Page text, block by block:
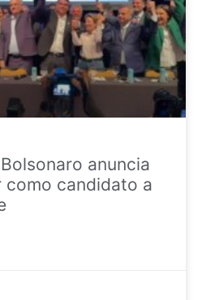
anuncia
como candidato a